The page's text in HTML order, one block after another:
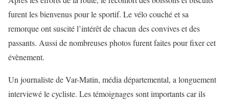
furent les bienvenus pour le sportif. Le vélo couché et sa
remorque ont suscité l’intérêt de chacun des convives et des
passants. Aussi de nombreuses photos furent faites pour fixer cet
évènement.
Un journaliste de Var-Matin, média départemental, a longuement
interviewé le cycliste. Les témoignages sont importants car ils